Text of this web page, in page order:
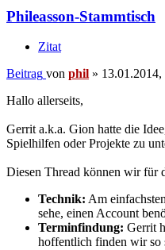
Phileasson-Stammtisch
Zitat
Beitrag von phil » 13.01.2014,
Hallo allerseits,
Gerrit a.k.a. Gion hatte die
Spielhilfen oder Projekte zu
Diesen Thread können wir für
Technik: Am
sehe, einen Account
Terminfindung: Gerrit
hoffentlich finden wir so